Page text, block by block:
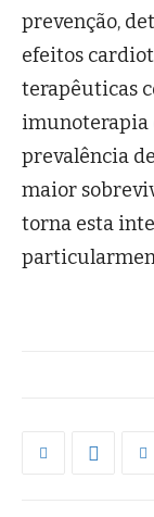
prevenção,
efeitos
terapêuticas
imunoterapia
prevalência
maior
torna esta